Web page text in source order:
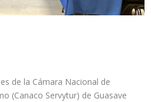
de la Cámara Nacional de
(Canaco Servytur) de Guasave